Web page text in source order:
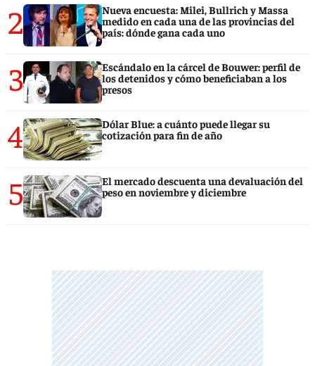
2
Nueva encuesta: Milei, Bullrich y Massa
medido en cada una de las provincias del
país: dónde gana cada uno
3
Escándalo en la cárcel de Bouwer: perfil de
los detenidos y cómo beneficiaban a los
presos
4
Dólar Blue: a cuánto puede llegar su
cotización para fin de año
5
El mercado descuenta una devaluación del
peso en noviembre y diciembre